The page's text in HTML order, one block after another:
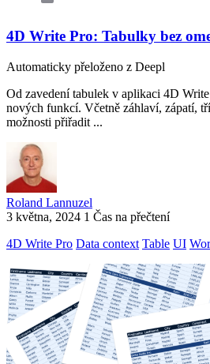
4D Write Pro: Tabulky bez
Automaticky přeloženo z Deepl
Od zavedení tabulek v aplikaci 4D
nových funkcí. Včetně záhlaví, zápatí,
možnosti přiřadit ...
Roland Lannuzel
3 května, 2024 1 Čas na přečtení
4D Write Pro Data context Table UI